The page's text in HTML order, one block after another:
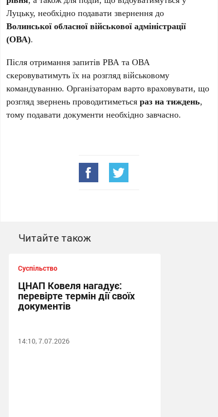
Луцьку, необхідно подавати звернення до
Волинської обласної військової адміністрації
(ОВА).
Після отримання запитів РВА та ОВА
скеровуватимуть їх на розгляд військовому
командуванню. Організаторам варто враховувати, що
розгляд звернень проводитиметьсяраз на тиждень,
тому подавати документи необхідно завчасно.
Читайте також
Суспільство
ЦНАП Ковеля нагадує:
перевірте термін дії своїх
документів
14:10, 7.07.2026